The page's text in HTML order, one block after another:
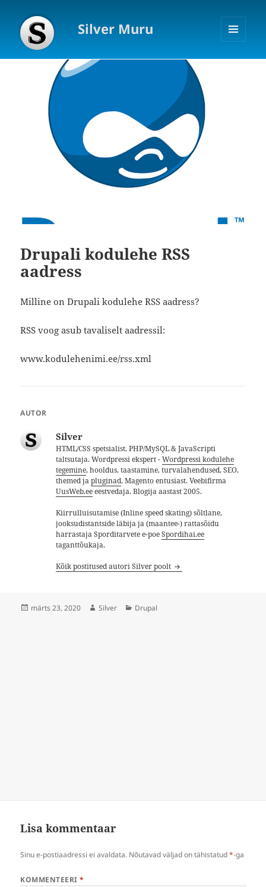
Silver Muru
JA
Drupali kodulehe RSS
aadress
Milline on Drupali kodulehe RSS aadress?
RSS voog asub tavaliselt aadressil:
www.kodulehenimi.ee/rss.xml
AUTOR
Silver
HTML/CSS spetsialist, PHP/MySQL & JavaScripti
taltsutaja. Wordpressi ekspert -Wordpressi kodulehe
tegemine, hooldus, taastamine, turvalahendused, SEO,
themed japluginad. Magento entusiast. Veebifirma
UusWeb.eeeestvedaja. Blogija aastast 2005.
Kiirrulluisutamise (Inline speed skating) sõltlane,
jooksudistantside läbija ja (maantee-) rattasõidu
harrastaja Sporditarvete e-poeSpordihai.ee
taganttõukaja.
Kõik postitused autori Silver poolt
Postitatud
märts 23, 2020 Autor
Silver Rubriigid
Drupal
Lisa kommentaar
Sinu e-postiaadressi ei avaldata. Nõutavad väljad on tähistatud*-ga
KOMMENTEERI*